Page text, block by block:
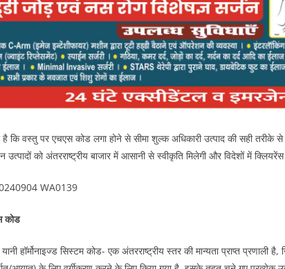
है कि वस्तु पर एचएस कोड लगा होने से सीमा शुल्क अधिकारी उत्पाद की सही
उत्पादों को अंतरराष्ट्रीय बाजार में आसानी से स्वीकृति मिलेगी और विदेशों में क्लियरेंस
कोड
हॉर्मोनाइज्ड सिस्टम कोड- एक अंतरराष्ट्रीय स्तर की मान्यता प्राप्त